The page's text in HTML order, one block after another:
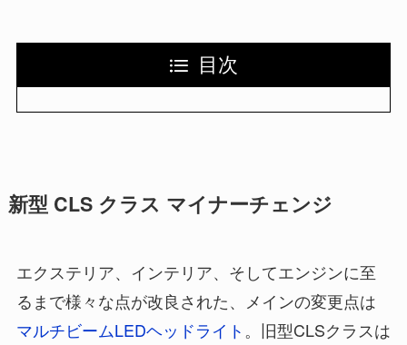
目次
新型 CLS クラス マイナーチェンジ
エクステリア、インテリア、そしてエンジンに至
るまで様々な点が改良された、メインの変更点は
マルチビームLEDヘッドライト 。旧型CLSクラスは